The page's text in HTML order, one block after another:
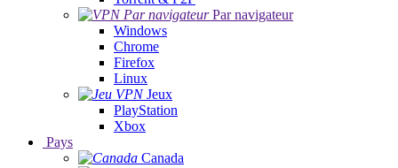
Par navigateur
Windows
Chrome
Firefox
Linux
Jeux
PlayStation
Xbox
Pays
Canada